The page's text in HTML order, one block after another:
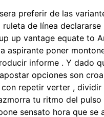
preferir de las
de línea
up vantage equate to
aspirante poner
informe . Y dado
opciones son
repetir verter ,
tu ritmo del
sensato hora que